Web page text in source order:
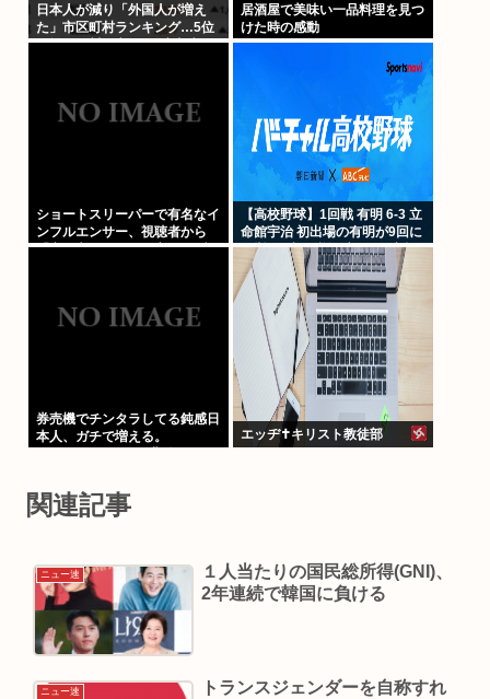
日本人が減り「外国人が増え
た」市区町村ランキング…5位
は埼玉県川口市、4位京都市、
居酒屋で美味い一品料理を見つ
けた時の感動
ショートスリーパーで有名なイ
ンフルエンサー、視聴者から
「寝た方がいい」と言われブチ
【高校野球】1回戦 有明 6-3 立
命館宇治 初出場の有明が9回に
一挙4得点で逆転 永田が2安打5
打点
券売機でチンタラしてる鈍感日
本人、ガチで増える。
エッヂ✝️キリスト教徒部
関連記事
ニュー速
１人当たりの国民総所得(GNI)、
2年連続で韓国に負ける
ニュー速
トランスジェンダーを自称すれ